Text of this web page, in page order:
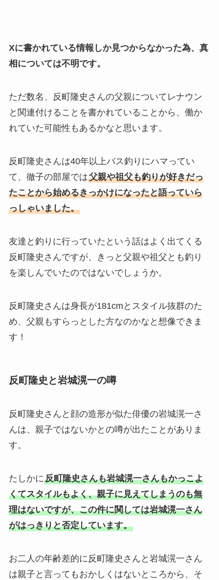
Xに書かれている情報しか見つからなかった為、真
相については不明です。
ただ数名、反町隆史さんの父親についてレナウン
と関連付けることを書かれていることから、働か
れていた可能性もあるかなと思います。
反町隆史さんは40年以上バス釣りにハマってい
て、徹子の部屋では父親や祖父も釣りが好きだっ
たことから始めるきっかけになったと語っていら
っしゃいました。
友達と釣りに行っていたという話はよく出てくる
反町隆史さんですが、きっと父親や祖父とも釣り
を楽しんでいたのではないでしょうか。
反町隆史さんは身長が181cmとスタイル抜群のた
め、父親もすらっとした方なのかなと想像できま
す！
反町隆史と岩城滉一の噂
反町隆史さんと顔の造形が似た俳優の岩城滉一さ
んは、親子ではないかとの噂が出たことがありま
す。
たしかに反町隆史さんも岩城滉一さんもかっこよ
くてスタイルもよく、親子に見えてしまうのも無
理はないですが、この件に関しては岩城滉一さん
がはっきりと否定しています。
お二人の年齢差的に反町隆史さんと岩城滉一さん
は親子と言ってもおかしくはないところから、そ